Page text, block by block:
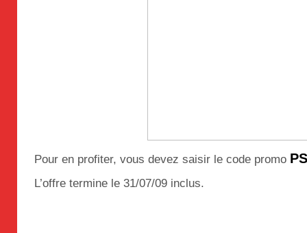
Pour en profiter, vous devez saisir le code promo
L’offre termine le 31/07/09 inclus.